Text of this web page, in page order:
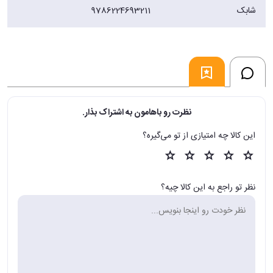
شابک 9786224693211
نظرت رو باهامون به اشتراک بذار.
این کالا چه امتیازی از تو می‌گیره؟
نظر تو راجع به این کالا چیه؟